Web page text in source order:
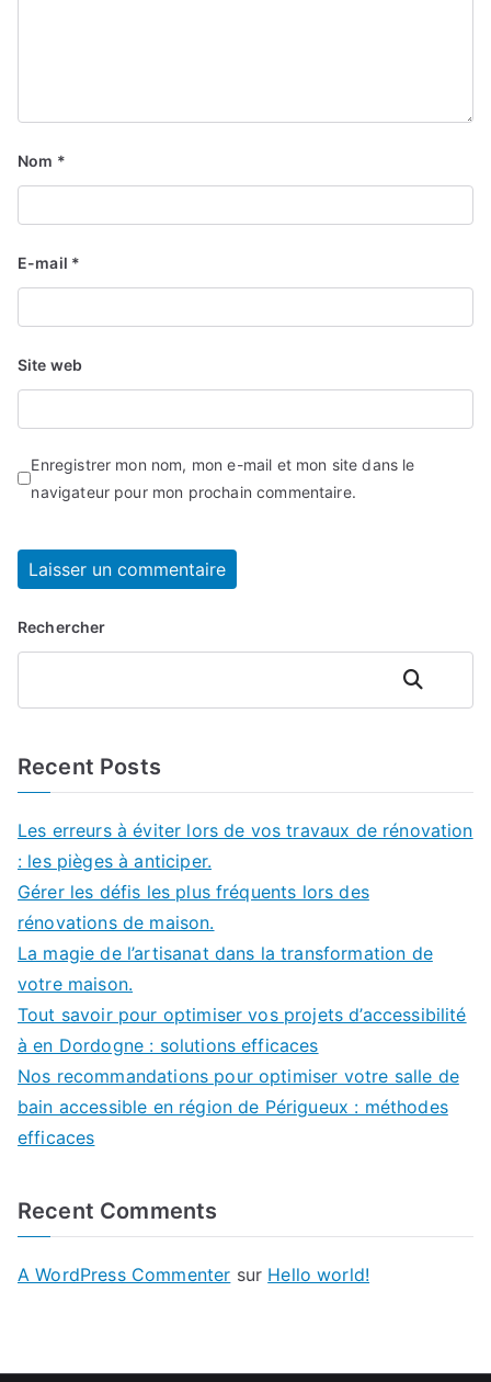
Nom *
E-mail *
Site web
Enregistrer mon nom, mon e-mail et mon site dans le
navigateur pour mon prochain commentaire.
Rechercher
Rechercher
Recent Posts
Les erreurs à éviter lors de vos travaux de rénovation
: les pièges à anticiper.
Gérer les défis les plus fréquents lors des
rénovations de maison.
La magie de l’artisanat dans la transformation de
votre maison.
Tout savoir pour optimiser vos projets d’accessibilité
à en Dordogne : solutions efficaces
Nos recommandations pour optimiser votre salle de
bain accessible en région de Périgueux : méthodes
efficaces
Recent Comments
A WordPress Commenter sur Hello world!